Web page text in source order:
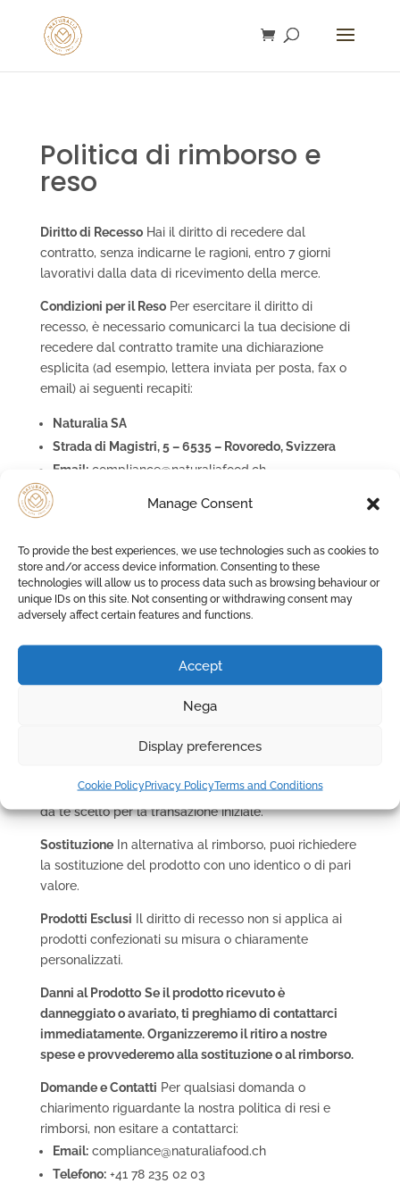
Manage Consent
To provide the best experiences, we use technologies such as cookies to
store and/or access device information. Consenting to these
technologies will allow us to process data such as browsing behaviour or
unique IDs on this site. Not consenting or withdrawing consent may
adversely affect certain features and functions.
Accept
Nega
Display preferences
Cookie PolicyPrivacy PolicyTerms and Conditions
Politica di rimborso e
reso
Diritto di RecessoHai il diritto di recedere dal
contratto, senza indicarne le ragioni, entro 7 giorni
lavorativi dalla data di ricevimento della merce.
Condizioni per il ResoPer esercitare il diritto di
recesso, è necessario comunicarci la tua decisione di
recedere dal contratto tramite una dichiarazione
esplicita (ad esempio, lettera inviata per posta, fax o
email) ai seguenti recapiti:
Naturalia SA
Strada di Magistri, 5 – 6535 – Rovoredo, Svizzera
Email:compliance@naturaliafood.ch
Modalità di Reso Il prodotto dovrà essere restituito,
imballo originale e nelle stesse condizioni in cui lo hai
ricevuto, entro 15 giorni lavorativi dalla data in cui ci
hai comunicato la tua decisione di recedere dal
contratto.
RimborsoProvvederemo a rimborsarti l’intero importo
pagato, comprese le spese di consegna (ad eccezione
dei costi supplementari derivanti dalla tua scelta di un
tipo di consegna diverso dal tipo meno costoso di
giorno in cui siamo venuti a conoscenza della tua
rimborso utilizzando lo stesso metodo di pagamento
da te scelto per la transazione iniziale.
SostituzioneIn alternativa al rimborso, puoi richiedere
la sostituzione del prodotto con uno identico o di pari
valore.
Prodotti Esclusi Il diritto di recesso non si applica ai
prodotti confezionati su misura o chiaramente
personalizzati.
Danni al Prodotto Se il prodotto ricevuto è
danneggiato o avariato, ti preghiamo di contattarci
immediatamente. Organizzeremo il ritiro a nostre
spese e provvederemo alla sostituzione o al rimborso.
Domande e Contatti Per qualsiasi domanda o
chiarimento riguardante la nostra politica di resi e
rimborsi, non esitare a contattarci:
Email:compliance@naturaliafood.ch
Telefono:+41 78 235 02 03